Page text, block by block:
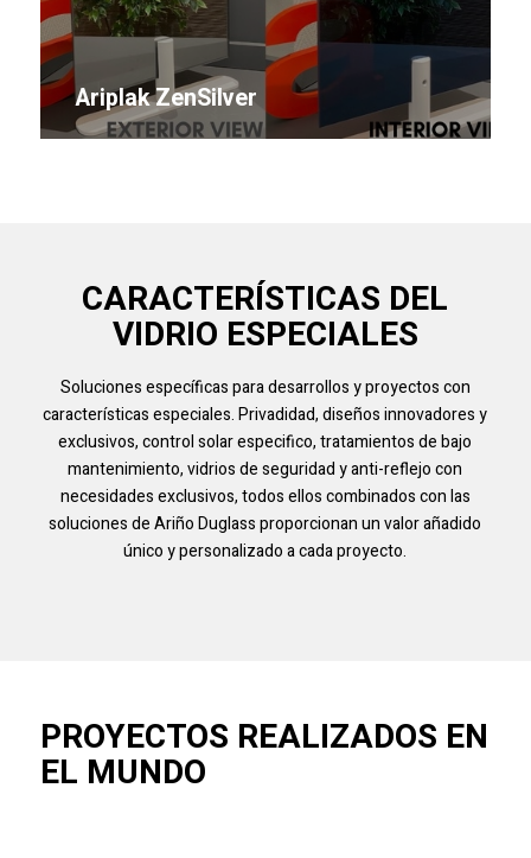
Ariplak ZenSilver
CARACTERÍSTICAS DEL
VIDRIO ESPECIALES
Soluciones específicas para desarrollos y proyectos con
características especiales. Privadidad, diseños innovadores y
exclusivos, control solar especifico, tratamientos de bajo
mantenimiento, vidrios de seguridad y anti-reflejo con
necesidades exclusivos, todos ellos combinados con las
soluciones de Ariño Duglass proporcionan un valor añadido
único y personalizado a cada proyecto.
PROYECTOS REALIZADOS EN
EL MUNDO